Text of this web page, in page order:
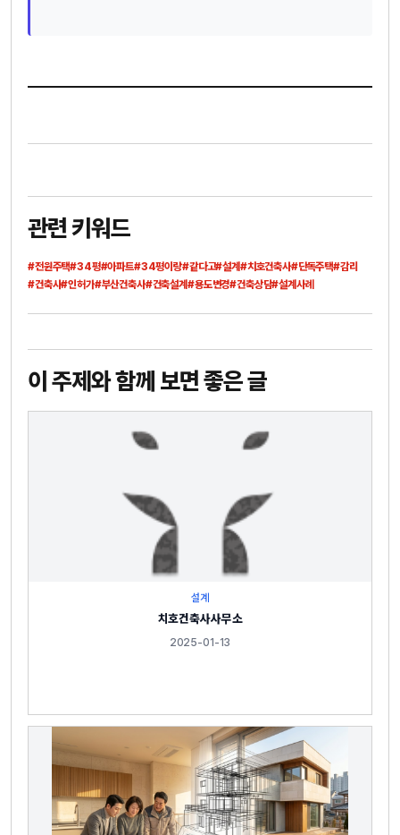
관련 키워드
#전원주택#34평#아파트#34평이랑#같다고#설계 #치호건축사#단독주택#감리
#건축사#인허가#부산건축사#건축설계 #용도변경#건축상담#설계사례
이 주제와 함께 보면 좋은 글
설계
치호건축사사무소
2025-01-13